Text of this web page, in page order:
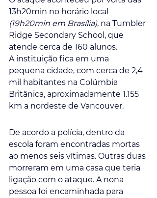
13h20min no horário local
(19h20min em Brasília), na Tumbler
Ridge Secondary School, que
atende cerca de 160 alunos.
A instituição fica em uma
pequena cidade, com cerca de 2,4
mil habitantes na Colúmbia
Britânica, aproximadamente 1.155
km a nordeste de Vancouver.
De acordo a polícia, dentro da
escola foram encontradas mortas
ao menos seis vítimas. Outras duas
morreram em uma casa que teria
ligação com o ataque. A nona
pessoa foi encaminhada para